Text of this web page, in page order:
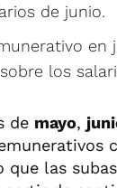
de junio.
en
los
de mayo,
que las